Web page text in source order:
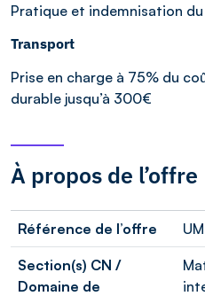
Pratique et indemnisation
Transport
Prise en charge à 75% du
durable jusqu’à 300€
À propos de l’offre
Référence de l’offre
Section(s) CN /
Domaine de